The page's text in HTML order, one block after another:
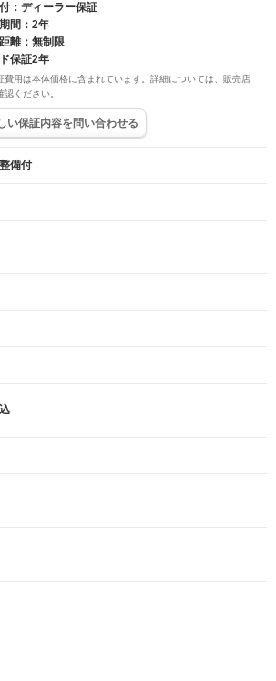
：ディーラー保証
間：2年
離：無制限
保証2年
費用は本体価格に含まれています。詳細については、販売店
認ください。
い保証内容を問い合わせる
備付